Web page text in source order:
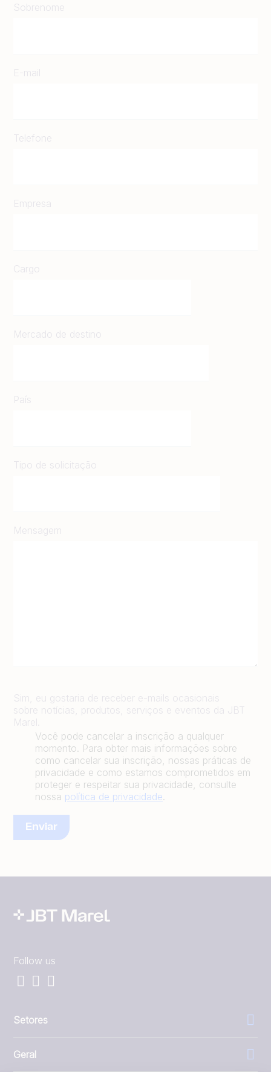
Sobrenome
E-mail
Telefone
Empresa
Cargo
Mercado de destino
País
Tipo de solicitação
Mensagem
Sim, eu gostaria de receber e-mails ocasionais
sobre notícias, produtos, serviços e eventos da JBT
Marel.
Você pode cancelar a inscrição a qualquer
momento. Para obter mais informações sobre
como cancelar sua inscrição, nossas práticas de
privacidade e como estamos comprometidos em
proteger e respeitar sua privacidade, consulte
nossa política de privacidade.
Follow us
Setores
Geral